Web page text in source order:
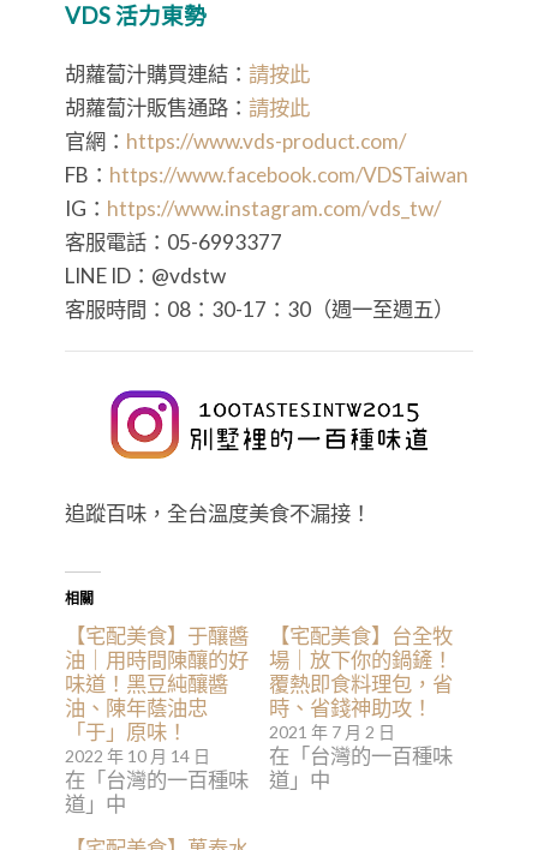
VDS 活力東勢
胡蘿蔔汁購買連結： 請按此
胡蘿蔔汁販售通路： 請按此
官網： https://www.vds-product.com/
FB： https://www.facebook.com/VDSTaiwan
IG： https://www.instagram.com/vds_tw/
客服電話：05-6993377
LINE ID：@vdstw
客服時間：08：30-17：30（週一至週五）
追蹤百味，全台溫度美食不漏接！
相關
【宅配美食】于釀醬
油｜用時間陳釀的好
味道！黑豆純釀醬
油、陳年蔭油忠
「于」原味！
2022 年 10 月 14 日
在「台灣的一百種味
道」中
【宅配美食】台全牧
場｜放下你的鍋鏟！
覆熱即食料理包，省
時、省錢神助攻！
2021 年 7 月 2 日
在「台灣的一百種味
道」中